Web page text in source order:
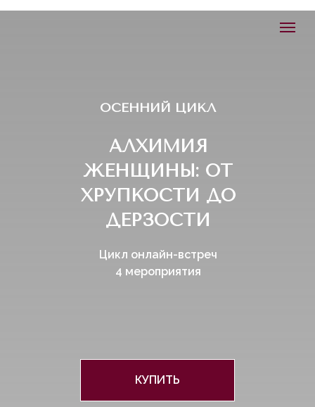
ОСЕННИЙ ЦИКЛ
АЛХИМИЯ
ЖЕНЩИНЫ: ОТ
ХРУПКОСТИ ДО
ДЕРЗОСТИ
Цикл онлайн-встреч
4 мероприятия
КУПИТЬ